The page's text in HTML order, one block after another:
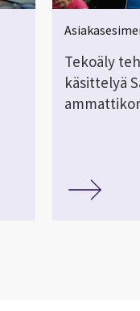
Tekoäly
käsittelyä